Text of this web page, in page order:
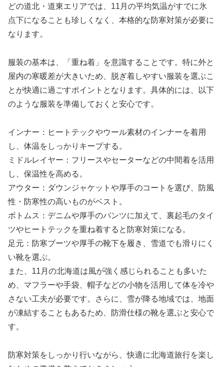
どの道北・道東エリアでは、11月の平均気温がすでに氷
点下になることも珍しくなく、本格的な防寒対策が必要に
なります。
服装の基本は、「重ね着」を意識することです。特に外と
屋内の寒暖差が大きいため、脱ぎ着しやすい服装を選ぶこ
とが快適に過ごすポイントとなります。具体的には、以下
のような服装を準備しておくと安心です。
インナー：ヒートテックやウール素材のインナーを着用
し、体温をしっかりキープする。
ミドルレイヤー：フリースやセーターなどの中間着を活用
し、保温性を高める。
アウター：ダウンジャケットや厚手のコートを選び、防風
性・防寒性の高いものがベスト。
ボトムス：デニムや厚手のパンツに加えて、裏起毛のタイ
ツやヒートテックを重ね着すると防寒対策になる。
足元：防寒ブーツや厚手の靴下を履き、雪道でも滑りにく
い靴を選ぶ。
また、11月の北海道は風が強く感じられることも多いた
め、マフラーや手袋、帽子などの小物を活用して体を冷や
さない工夫が必要です。さらに、雪が降る地域では、地面
が凍結することもあるため、防滑仕様の靴を選ぶと安心で
す。
防寒対策をしっかり行いながら、快適に北海道旅行を楽し